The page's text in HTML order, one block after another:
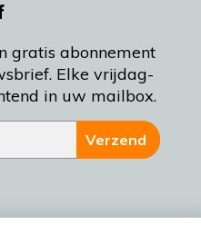
gratis abonnement
Elke vrijdag-
in uw mailbox.
Verzend